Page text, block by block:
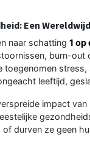
Een
naar schatting 1 op
burn-out
toegenomen stress,
leeftijd,
impact
of durven ze geen